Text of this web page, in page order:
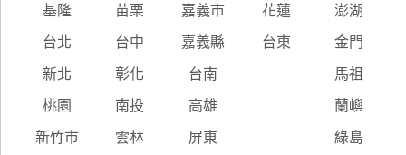
基隆 苗栗 嘉義市 花蓮 澎湖
台北 台中 嘉義縣 台東 金門
新北 彰化 台南 馬祖
桃園 南投 高雄 蘭嶼
新竹市 雲林 屏東 綠島